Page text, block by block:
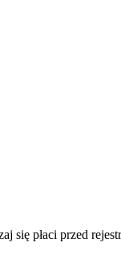
płaci przed